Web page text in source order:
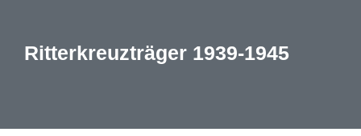
Ritterkreuzträger 1939-1945